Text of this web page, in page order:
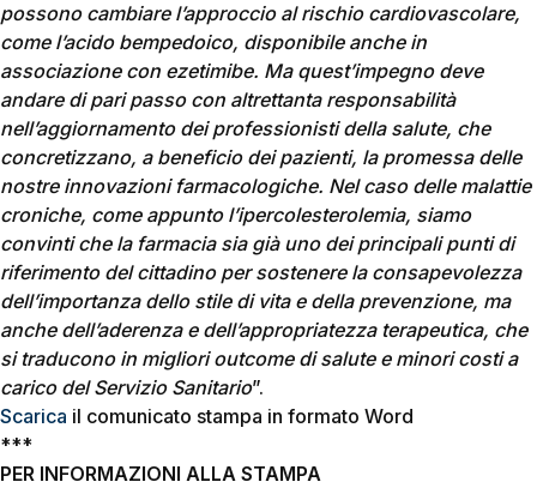
possono cambiare l’approccio al rischio cardiovascolare,
come l’acido bempedoico, disponibile anche in
associazione con ezetimibe. Ma quest’impegno deve
andare di pari passo con altrettanta responsabilità
nell’aggiornamento dei professionisti della salute, che
concretizzano, a beneficio dei pazienti, la promessa delle
nostre innovazioni farmacologiche. Nel caso delle malattie
croniche, come appunto l’ipercolesterolemia, siamo
convinti che la farmacia sia già uno dei principali punti di
riferimento del cittadino per sostenere la consapevolezza
dell’importanza dello stile di vita e della prevenzione, ma
anche dell’aderenza e dell’appropriatezza terapeutica, che
si traducono in migliori outcome di salute e minori costi a
carico del Servizio Sanitario”.
Scarica il comunicato stampa in formato Word
***
PER INFORMAZIONI ALLA STAMPA